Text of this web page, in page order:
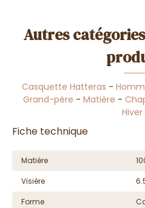
Autres
Casquette Hatteras -
Grand-père - Matière -
Hiver
Fiche technique
Matière
Visière
Forme